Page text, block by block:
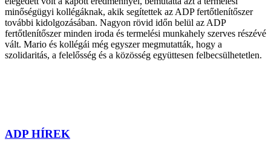
minőségügyi kollégáknak, akik segítettek az ADP fertőtlenítőszer
további kidolgozásában. Nagyon rövid időn belül az ADP
fertőtlenítőszer minden iroda és termelési munkahely szerves részévé
vált. Mario és kollégái még egyszer megmutatták, hogy a
szolidaritás, a felelősség és a közösség együttesen felbecsülhetetlen.
ADP HÍREK